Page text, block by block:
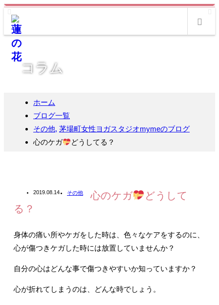
コラム
ホーム
ブログ一覧
その他, 茅場町女性ヨガスタジオmymeのブログ
心のケガ
どうしてる？
2019.08.14 その他 心のケガ
どうして
る？
身体の痛い所やケガをした時は、色々なケアをするのに、
心が傷つきケガした時には放置していませんか？
自分の心はどんな事で傷つきやすいか知っていますか？
心が折れてしまうのは、どんな時でしょう。